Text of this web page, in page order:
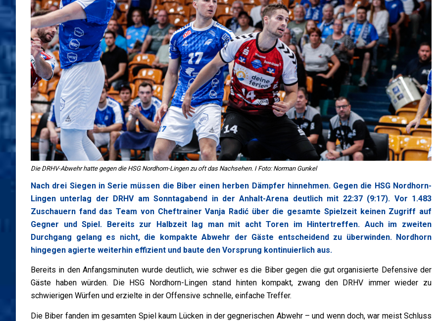
Die DRHV-Abwehr hatte gegen die HSG Nordhorn-Lingen zu oft das Nachsehen. I Foto: Norman Gunkel
Nach drei Siegen in Serie müssen die Biber einen herben Dämpfer hinnehmen. Gegen die HSG Nordhorn-
Lingen unterlag der DRHV am Sonntagabend in der Anhalt-Arena deutlich mit 22:37 (9:17). Vor 1.483
Zuschauern fand das Team von Cheftrainer Vanja Radić über die gesamte Spielzeit keinen Zugriff auf
Gegner und Spiel. Bereits zur Halbzeit lag man mit acht Toren im Hintertreffen. Auch im zweiten
Durchgang gelang es nicht, die kompakte Abwehr der Gäste entscheidend zu überwinden. Nordhorn
hingegen agierte weiterhin effizient und baute den Vorsprung kontinuierlich aus.
Bereits in den Anfangsminuten wurde deutlich, wie schwer es die Biber gegen die gut organisierte Defensive der
Gäste haben würden. Die HSG Nordhorn-Lingen stand hinten kompakt, zwang den DRHV immer wieder zu
schwierigen Würfen und erzielte in der Offensive schnelle, einfache Treffer.
Die Biber fanden im gesamten Spiel kaum Lücken in der gegnerischen Abwehr – und wenn doch, war meist Schluss